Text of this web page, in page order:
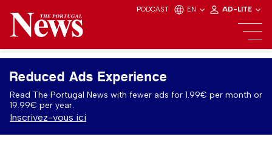
PODCAST EN AD-LITE
Reduced Ads Experience
Read The Portugal News with fewer ads for 1.99€ per month or
19.99€ per year.
Inscrivez-vous ici